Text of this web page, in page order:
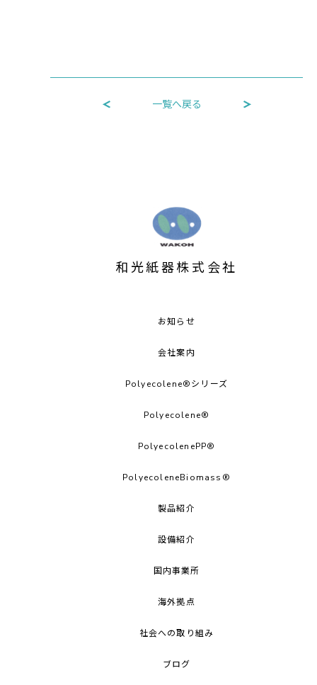
一覧へ戻る
和光紙器株式会社
お知らせ
会社案内
Polyecolene®シリーズ
Polyecolene®︎
PolyecolenePP®︎
PolyecoleneBiomass®
製品紹介
設備紹介
国内事業所
海外拠点
社会への取り組み
ブログ